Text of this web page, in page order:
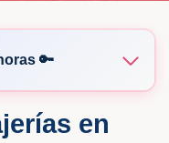
🔑
en